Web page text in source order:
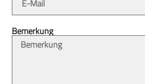
Bemerkung